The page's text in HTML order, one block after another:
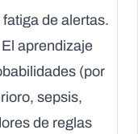
de alertas.
El aprendizaje
(por
sepsis,
de reglas